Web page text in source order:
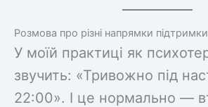
Розмова про різні напрямки підтримки
У моїй практиці як
звучить: «Тривожно під
22:00». І це нормально —